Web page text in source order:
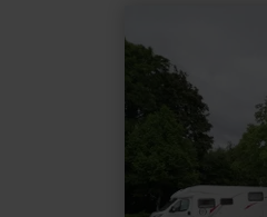
over:
Wohnmobilstellplätze
Parkplatz
Gymnasium"